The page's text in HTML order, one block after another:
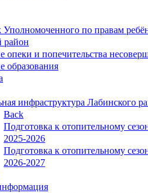
по правам
район
опеки и попечительства
образования
инфраструктура Лабинского
Back
Подготовка к отопительному
2025-2026
Подготовка к отопительному
2026-2027